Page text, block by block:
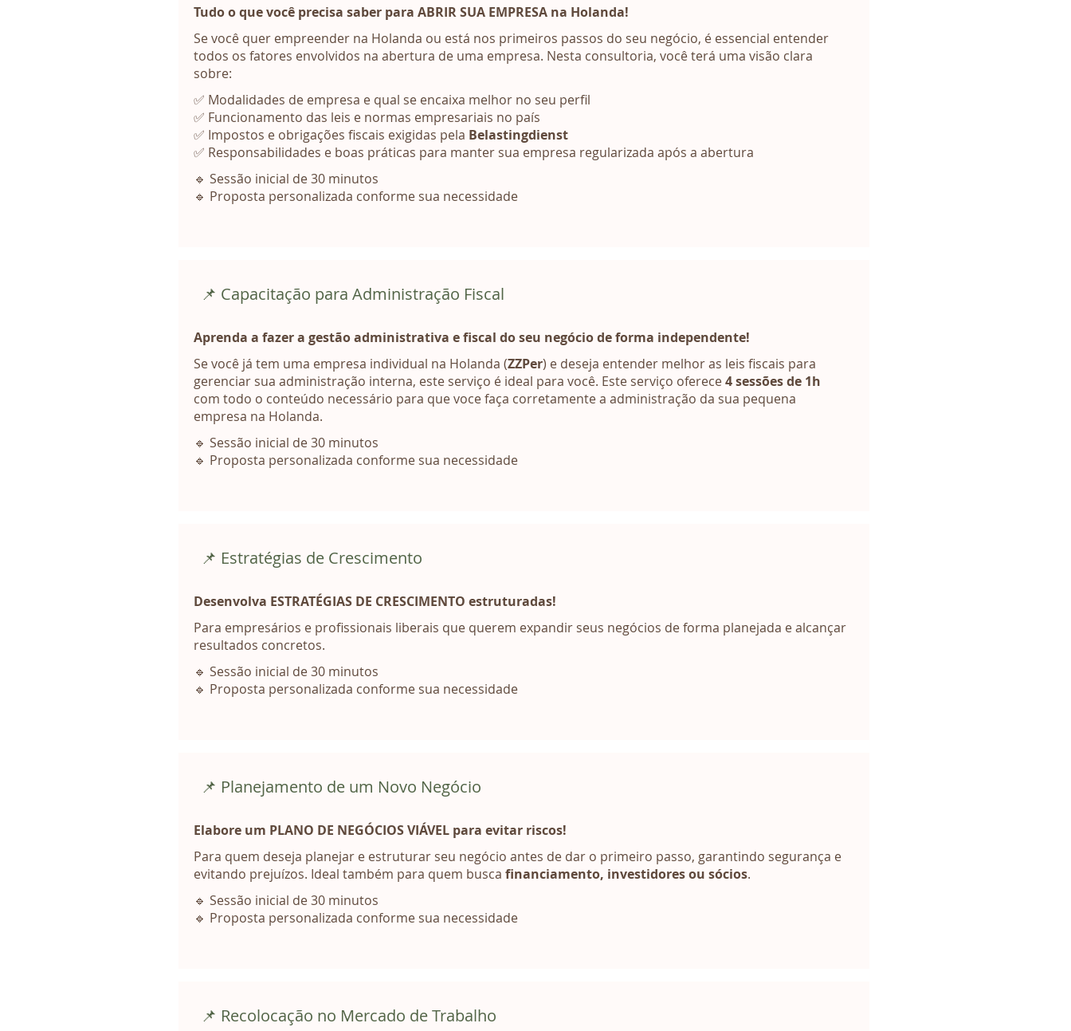
Tudo o que você precisa saber para ABRIR SUA EMPRESA na Holanda!
Se você quer empreender na Holanda ou está nos primeiros passos do seu negócio, é essencial entender
todos os fatores envolvidos na abertura de uma empresa. Nesta consultoria, você terá uma visão clara
sobre:
✅ Modalidades de empresa e qual se encaixa melhor no seu perfil
✅ Funcionamento das leis e normas empresariais no país
✅ Impostos e obrigações fiscais exigidas pela Belastingdienst
✅ Responsabilidades e boas práticas para manter sua empresa regularizada após a abertura
🔹 Sessão inicial de 30 minutos
🔹 Proposta personalizada conforme sua necessidade
📌 Capacitação para Administração Fiscal
Aprenda a fazer a gestão administrativa e fiscal do seu negócio de forma independente!
Se você já tem uma empresa individual na Holanda (ZZPer) e deseja entender melhor as leis fiscais para
gerenciar sua administração interna, este serviço é ideal para você. Este serviço oferece4 sessões de 1h
com todo o conteúdo necessário para que voce faça corretamente a administração da sua pequena
empresa na Holanda.
🔹 Sessão inicial de 30 minutos
🔹 Proposta personalizada conforme sua necessidade
📌 Estratégias de Crescimento
Desenvolva ESTRATÉGIAS DE CRESCIMENTO estruturadas!
Para empresários e profissionais liberais que querem expandir seus negócios de forma planejada e alcançar
resultados concretos.
🔹 Sessão inicial de 30 minutos
🔹 Proposta personalizada conforme sua necessidade
📌 Planejamento de um Novo Negócio
Elabore um PLANO DE NEGÓCIOS VIÁVEL para evitar riscos!
Para quem deseja planejar e estruturar seu negócio antes de dar o primeiro passo, garantindo segurança e
evitando prejuízos. Ideal também para quem busca financiamento, investidores ou sócios.
🔹 Sessão inicial de 30 minutos
🔹 Proposta personalizada conforme sua necessidade
📌 Recolocação no Mercado de Trabalho